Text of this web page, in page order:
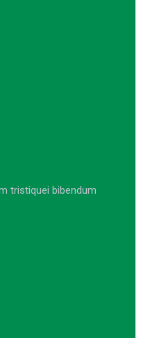
tristiquei bibendum